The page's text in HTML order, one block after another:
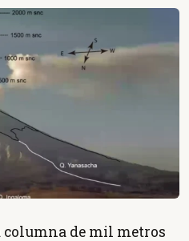
columna de mil metros